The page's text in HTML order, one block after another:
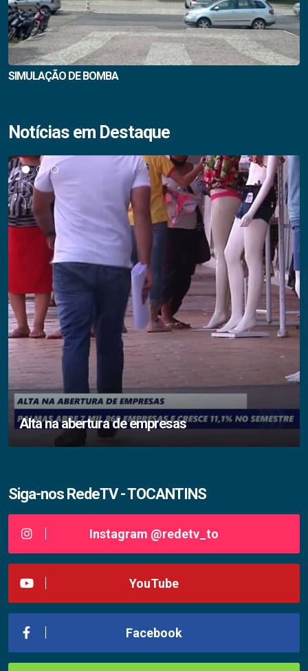
SIMULAÇÃO DE BOMBA
Notícias em Destaque
Alta na abertura de empresas
Siga-nos RedeTV - TOCANTINS
Instagram @redetv_to
YouTube
Facebook